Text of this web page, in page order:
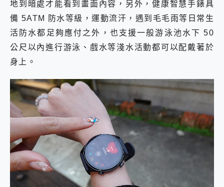
地到暗處才能看到畫面內容，另外，健康智慧手錶具
備 5ATM 防水等級，運動流汗，遇到毛毛雨等日常生
活防水都足夠應付之外，也支援一般游泳池水下 50
公尺以內進行游泳、戲水等淺水活動都可以配戴著於
身上。